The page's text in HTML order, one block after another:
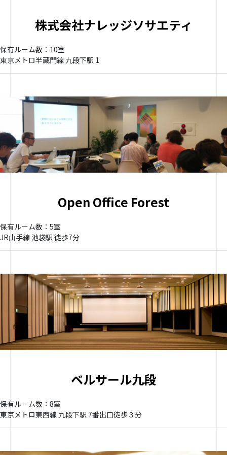
株式会社ナレッジソサエティ
保有ルーム数：10室
東京メトロ半蔵門線 九段下駅 1
Open Office Forest
保有ルーム数：5室
JR山手線 池袋駅 徒歩7分
ベルサール九段
保有ルーム数：8室
東京メトロ東西線 九段下駅 7番出口徒歩３分